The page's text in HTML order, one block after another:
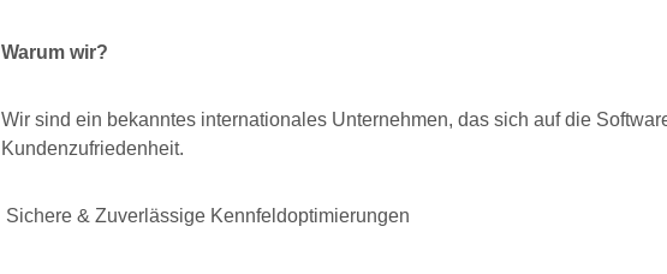
Warum wir?
Wir sind ein bekanntes internationales Unternehmen, das sich auf die
Kundenzufriedenheit.
Sichere & Zuverlässige Kennfeldoptimierungen